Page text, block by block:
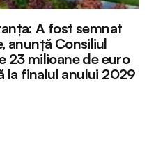
A fost semnat
anunță Consiliul
23 milioane de euro
la finalul anului 2029